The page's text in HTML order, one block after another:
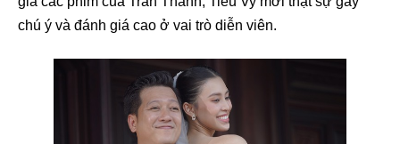
chú ý và đánh giá cao ở vai trò diễn viên.